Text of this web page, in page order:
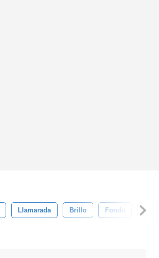
Llamarada Brillo Fondo Sol